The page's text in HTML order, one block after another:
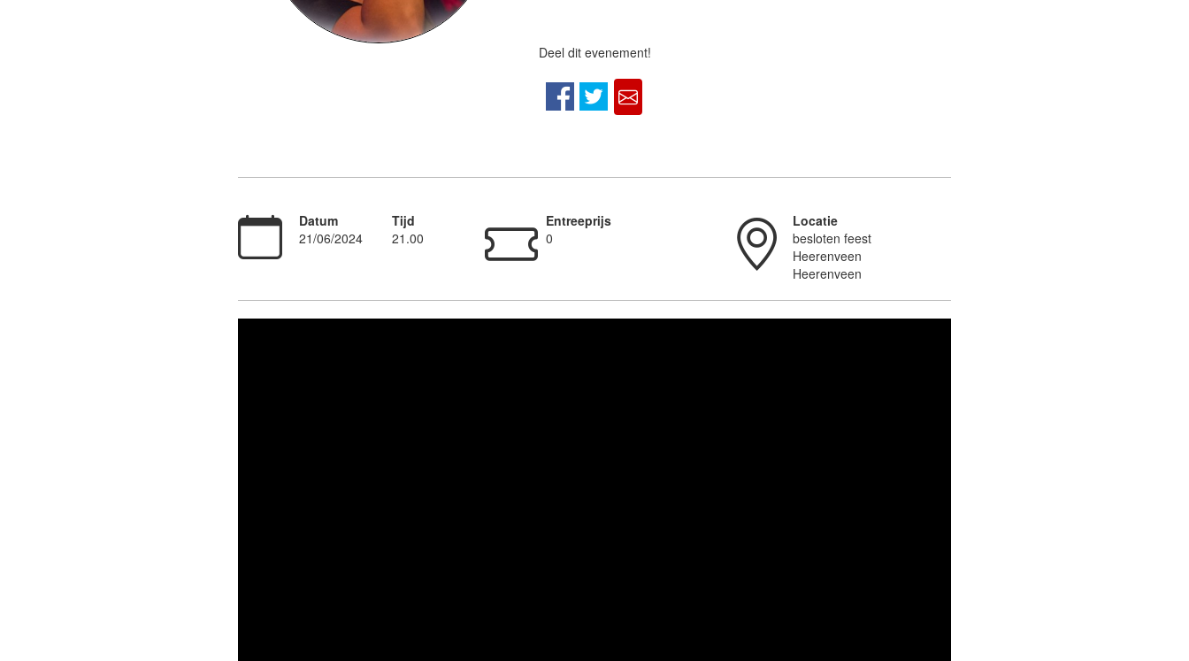
Deel dit evenement!
Datum
21/06/2024
Tijd
21.00
Entreeprijs
0
Locatie
besloten feest
Heerenveen
Heerenveen